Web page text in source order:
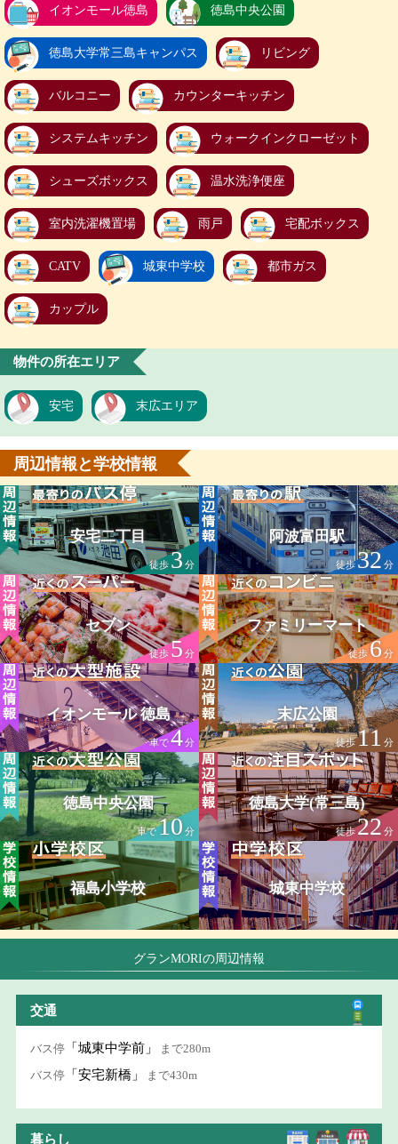
イオンモール徳島 徳島中央公園
徳島大学常三島キャンパス リビング
バルコニー カウンターキッチン
システムキッチン ウォークインクローゼット
シューズボックス 温水洗浄便座
室内洗濯機置場 雨戸 宅配ボックス
CATV 城東中学校 都市ガス
カップル
物件の所在エリア
安宅 末広エリア
周辺情報と学校情報
安宅二丁目
徒歩3分
阿波富田駅
徒歩32 分
セブン
徒歩5分
ファミリーマート
徒歩6分
イオンモール 徳島
車で4分
末広公園
徒歩11 分
徳島中央公園
車で10分
徳島大学(常三島)
徒歩22 分
福島小学校 城東中学校
グランMORIの周辺情報
交通
バス停 「城東中学前」 まで280m
バス停 「安宅新橋」 まで430m
暮らし